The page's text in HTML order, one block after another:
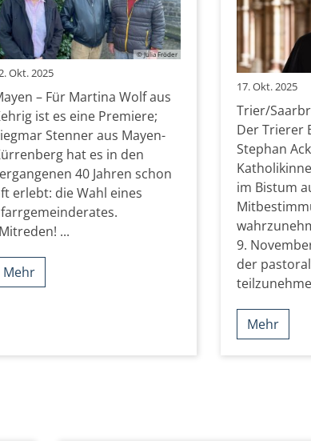
© Julia Fröder
Okt. 2025
– Für Martina Wolf aus
ist es eine Premiere;
Stenner aus Mayen-
hat es in den
40 Jahren schon
erlebt: die Wahl eines
...
Mehr
17. Okt. 2025
Trier/
Der Trierer
Stephan
im Bistum
9.
der
Mehr